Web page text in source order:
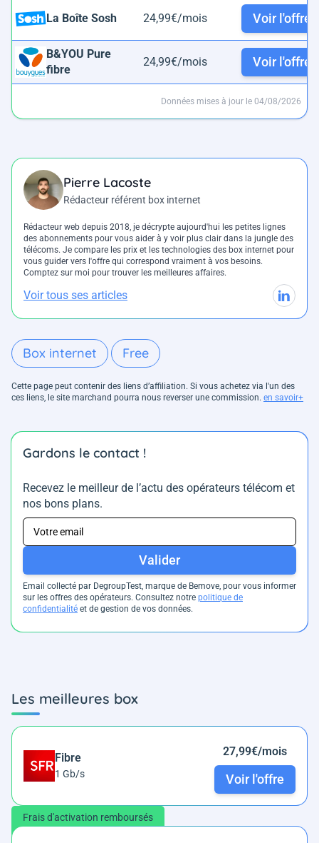
La Boîte Sosh 24,99€/mois Voir l'offre
B&YOU Pure
fibre
24,99€/mois Voir l'offre
Données mises à jour le 04/08/2026
Pierre Lacoste
Rédacteur référent box internet
Rédacteur web depuis 2018, je décrypte aujourd'hui les petites lignes
des abonnements pour vous aider à y voir plus clair dans la jungle des
télécoms. Je compare les prix et les technologies des box internet pour
vous guider vers l'offre qui correspond vraiment à vos besoins.
Comptez sur moi pour trouver les meilleures affaires.
Voir tous ses articles
Box internet Free
Cette page peut contenir des liens d’affiliation. Si vous achetez via l'un des
ces liens, le site marchand pourra nous reverser une commission. en savoir+
Gardons le contact !
Recevez le meilleur de l’actu des opérateurs télécom et
nos bons plans.
Valider
Email collecté par DegroupTest, marque de Bemove, pour vous informer
sur les offres des opérateurs. Consultez notre politique de
confidentialité et de gestion de vos données.
Les meilleures box
Fibre
1 Gb/s
27,99€/mois
Voir l'offre
Frais d'activation remboursés